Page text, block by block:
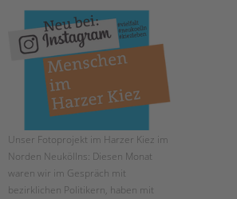
Magazin
KONTAKT
Impressum
Datenschutz
Hinweisgebersystem
Intranet
Unser Fotoprojekt im Harzer Kiez im
Norden Neuköllns: Diesen Monat
waren wir im Gespräch mit
bezirklichen Politikern, haben mit